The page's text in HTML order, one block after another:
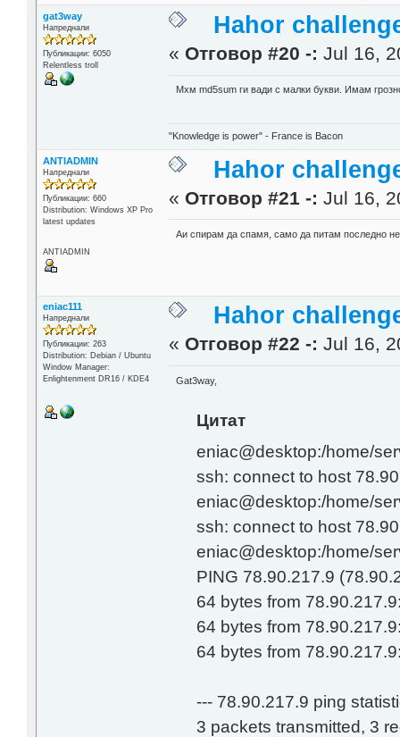
gat3way
Напреднали
Публикации: 6050
Relentless troll
Hahor
« Отговор #20 -: Jul 16,
Мхм md5sum ги вади с малки букви. Имам
"Knowledge is power" - France is Bacon
ANTIADMIN
Напреднали
Публикации: 660
Distribution: Windows XP Pro
latest updates
ANTIADMIN
Hahor
« Отговор #21 -: Jul 16,
Аи спирам да спамя, само да питам последно
eniac111
Напреднали
Публикации: 263
Distribution: Debian / Ubuntu
Window Manager:
Enlightenment DR16 / KDE4
Hahor
« Отговор #22 -: Jul 16,
Gat3way,
Цитат
eniac@desktop:/home/
ssh: connect to host
eniac@desktop:/home/
ssh: connect to host
eniac@desktop:/home/
PING 78.90.217.9
64 bytes from
64 bytes from
64 bytes from
--- 78.90.217.9 ping
3 packets transmitted, 3